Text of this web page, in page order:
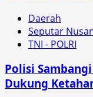
Daerah
Seputar
TNI - POLRI
Polisi
Dukung